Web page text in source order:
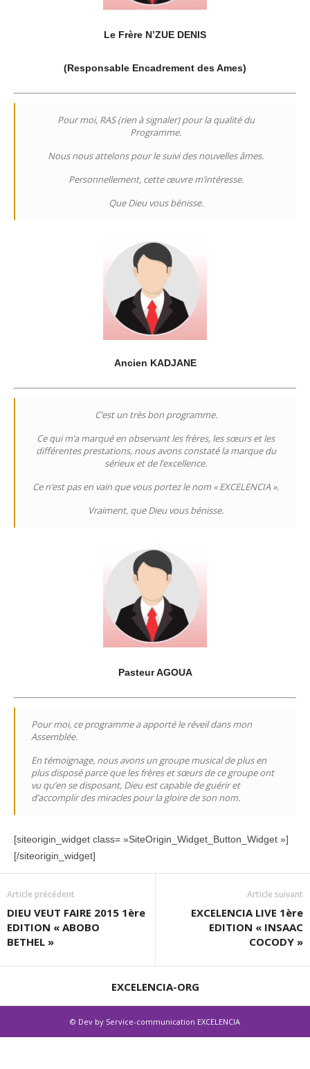
Le Frère N’ZUE DENIS
(Responsable Encadrement des Ames)
Pour moi, RAS (rien à signaler) pour la qualité du
Programme.
Nous nous attelons pour le suivi des nouvelles âmes.
Personnellement, cette œuvre m’intéresse.
Que Dieu vous bénisse.
Ancien KADJANE
C’est un très bon programme.
Ce qui m’a marqué en observant les frères, les sœurs et les
différentes prestations, nous avons constaté la marque du
sérieux et de l’excellence.
Ce n’est pas en vain que vous portez le nom « EXCELENCIA ».
Vraiment, que Dieu vous bénisse.
Pasteur AGOUA
Pour moi, ce programme a apporté le réveil dans mon
Assemblée.
En témoignage, nous avons un groupe musical de plus en
plus disposé parce que les frères et sœurs de ce groupe ont
vu qu’en se disposant, Dieu est capable de guérir et
d’accomplir des miracles pour la gloire de son nom.
[siteorigin_widget class= »SiteOrigin_Widget_Button_Widget »]
[/siteorigin_widget]
Article précédent
DIEU VEUT FAIRE 2015 1ère
EDITION « ABOBO
BETHEL »
Article suivant
EXCELENCIA LIVE 1ère
EDITION « INSAAC
COCODY »
EXCELENCIA-ORG
© Dev by Service-communication EXCELENCIA